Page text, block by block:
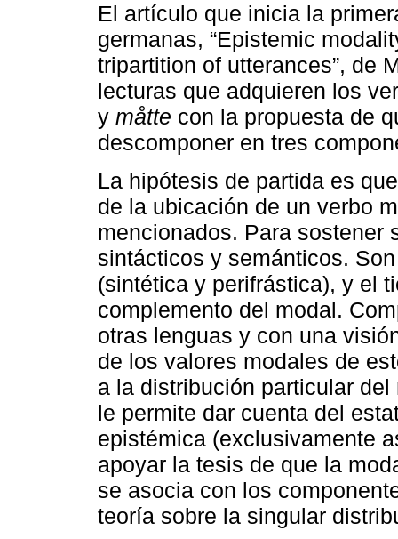
El artículo que inicia la
germanas, “Epistemic
tripartition of utterances”, de
lecturas que adquieren los
y måtte con la propuesta de
descomponer en tres
La hipótesis de partida es
de la ubicación de un verbo
mencionados. Para sostener
sintácticos y semánticos.
(sintética y perifrástica), y el
complemento del modal.
otras lenguas y con una
de los valores modales de
a la distribución particular
le permite dar cuenta del
epistémica (exclusivamente
apoyar la tesis de que la
se asocia con los
teoría sobre la singular